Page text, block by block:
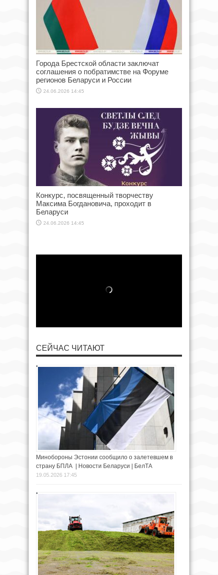
Города Брестской области заключат
соглашения о побратимстве на Форуме
регионов Беларуси и России
24.06.2026 14:45
Конкурс, посвященный творчеству
Максима Богдановича, проходит в
Беларуси
24.06.2026 14:45
СЕЙЧАС ЧИТАЮТ
Минобороны Эстонии сообщило о залетевшем в
страну БПЛА | Новости Беларуси | БелТА
19.05.2026 17:45